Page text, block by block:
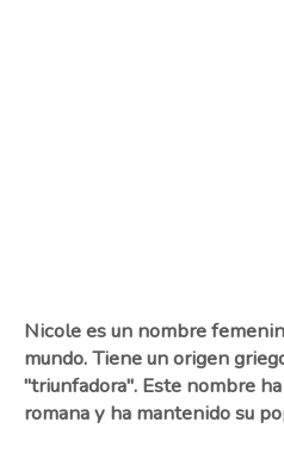
Nicole es un nombre
mundo. Tiene un origen
"triunfadora". Este nombre
romana y ha mantenido su